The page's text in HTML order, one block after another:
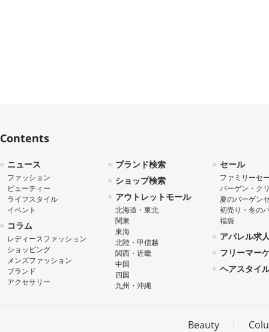
Contents
ニュース
ファッション
ビューティー
ライフスタイル
イベント
コラム
レディースファッション
ショッピング
メンズファッション
ブランド
アクセサリー
ブランド検索
ショップ検索
アウトレットモール
北海道・東北
関東
東海
北陸・甲信越
関西・近畿
中国
四国
九州・沖縄
セール
ファミリーセ
バーゲン・ク
夏のバーゲン
初売り・冬の
福袋
アパレル求
フリーマー
ヘアスタイ
Beauty